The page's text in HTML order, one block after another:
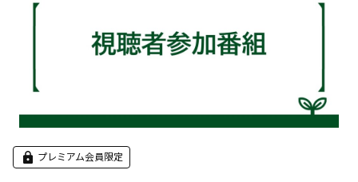
プレミアム会員限定